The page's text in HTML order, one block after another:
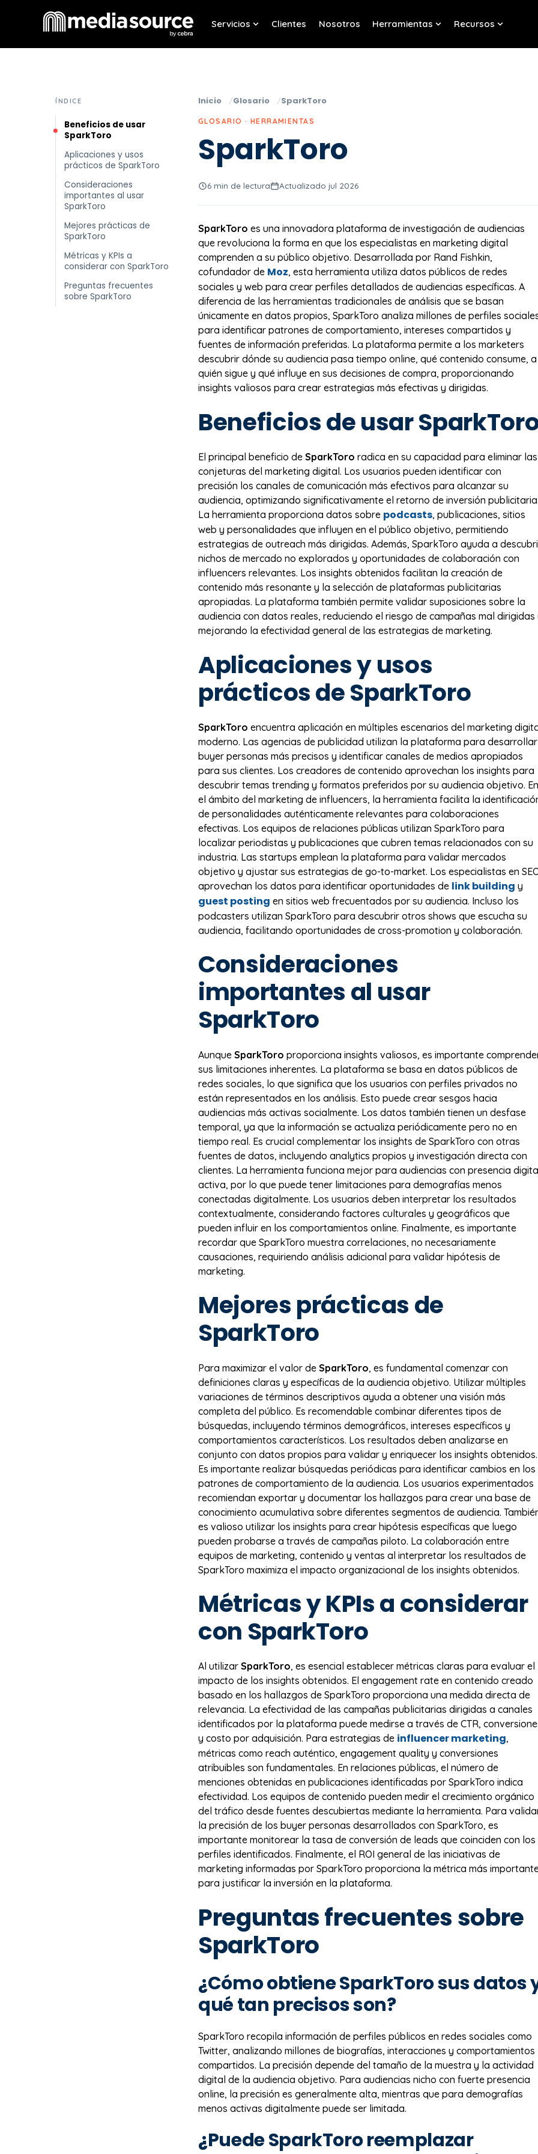
Servicios
Show submenu for Servicios
Clientes Nosotros Herramientas
Show submenu for
Recursos
ÍNDICE
Beneficios de usar
SparkToro
Aplicaciones y usos
prácticos de SparkToro
Consideraciones
importantes al usar
SparkToro
Mejores prácticas de
SparkToro
Métricas y KPIs a
considerar con SparkToro
Preguntas frecuentes
sobre SparkToro
Inicio Glosario SparkToro
GLOSARIO · HERRAMIENTAS
SparkToro
6 min de lectura Actualizado jul 2026
SparkToro es una innovadora plataforma de investigación de audiencias
que revoluciona la forma en que los especialistas en marketing digital
comprenden a su público objetivo. Desarrollada por Rand Fishkin,
cofundador de Moz, esta herramienta utiliza datos públicos de redes
sociales y web para crear perfiles detallados de audiencias específicas. A
diferencia de las herramientas tradicionales de análisis que se basan
únicamente en datos propios, SparkToro analiza millones de perfiles
para identificar patrones de comportamiento, intereses compartidos y
fuentes de información preferidas. La plataforma permite a los marketers
descubrir dónde su audiencia pasa tiempo online, qué contenido consume, a
quién sigue y qué influye en sus decisiones de compra, proporcionando
insights valiosos para crear estrategias más efectivas y dirigidas.
Beneficios de usar
El principal beneficio de SparkToro radica en su capacidad para eliminar las
conjeturas del marketing digital. Los usuarios pueden identificar con
precisión los canales de comunicación más efectivos para alcanzar su
audiencia, optimizando significativamente el retorno de inversión publicitaria.
La herramienta proporciona datos sobre podcasts, publicaciones, sitios
web y personalidades que influyen en el público objetivo, permitiendo
estrategias de outreach más dirigidas. Además, SparkToro ayuda a
nichos de mercado no explorados y oportunidades de colaboración con
influencers relevantes. Los insights obtenidos facilitan la creación de
contenido más resonante y la selección de plataformas publicitarias
apropiadas. La plataforma también permite validar suposiciones sobre la
audiencia con datos reales, reduciendo el riesgo de campañas mal dirigidas
mejorando la efectividad general de las estrategias de marketing.
Aplicaciones y usos
prácticos de SparkToro
SparkToro encuentra aplicación en múltiples escenarios del marketing
moderno. Las agencias de publicidad utilizan la plataforma para desarrollar
buyer personas más precisos y identificar canales de medios apropiados
para sus clientes. Los creadores de contenido aprovechan los insights para
descubrir temas trending y formatos preferidos por su audiencia objetivo. En
el ámbito del marketing de influencers, la herramienta facilita la
de personalidades auténticamente relevantes para colaboraciones
efectivas. Los equipos de relaciones públicas utilizan SparkToro para
localizar periodistas y publicaciones que cubren temas relacionados con su
industria. Las startups emplean la plataforma para validar mercados
objetivo y ajustar sus estrategias de go-to-market. Los especialistas en
aprovechan los datos para identificar oportunidades de link building y
guest posting en sitios web frecuentados por su audiencia. Incluso los
podcasters utilizan SparkToro para descubrir otros shows que escucha su
audiencia, facilitando oportunidades de cross-promotion y colaboración.
Consideraciones
importantes al usar
SparkToro
Aunque SparkToro proporciona insights valiosos, es importante
sus limitaciones inherentes. La plataforma se basa en datos públicos de
redes sociales, lo que significa que los usuarios con perfiles privados no
están representados en los análisis. Esto puede crear sesgos hacia
audiencias más activas socialmente. Los datos también tienen un desfase
temporal, ya que la información se actualiza periódicamente pero no en
tiempo real. Es crucial complementar los insights de SparkToro con otras
fuentes de datos, incluyendo analytics propios y investigación directa con
clientes. La herramienta funciona mejor para audiencias con presencia
activa, por lo que puede tener limitaciones para demografías menos
conectadas digitalmente. Los usuarios deben interpretar los resultados
contextualmente, considerando factores culturales y geográficos que
pueden influir en los comportamientos online. Finalmente, es importante
recordar que SparkToro muestra correlaciones, no necesariamente
causaciones, requiriendo análisis adicional para validar hipótesis de
marketing.
Mejores prácticas de
SparkToro
Para maximizar el valor de SparkToro, es fundamental comenzar con
definiciones claras y específicas de la audiencia objetivo. Utilizar múltiples
variaciones de términos descriptivos ayuda a obtener una visión más
completa del público. Es recomendable combinar diferentes tipos de
búsquedas, incluyendo términos demográficos, intereses específicos y
comportamientos característicos. Los resultados deben analizarse en
conjunto con datos propios para validar y enriquecer los insights obtenidos.
Es importante realizar búsquedas periódicas para identificar cambios en los
patrones de comportamiento de la audiencia. Los usuarios experimentados
recomiendan exportar y documentar los hallazgos para crear una base de
conocimiento acumulativa sobre diferentes segmentos de audiencia.
es valioso utilizar los insights para crear hipótesis específicas que luego
pueden probarse a través de campañas piloto. La colaboración entre
equipos de marketing, contenido y ventas al interpretar los resultados de
SparkToro maximiza el impacto organizacional de los insights obtenidos.
Métricas y KPIs a considerar
con SparkToro
Al utilizar SparkToro, es esencial establecer métricas claras para evaluar el
impacto de los insights obtenidos. El engagement rate en contenido creado
basado en los hallazgos de SparkToro proporciona una medida directa de
relevancia. La efectividad de las campañas publicitarias dirigidas a canales
identificados por la plataforma puede medirse a través de CTR,
y costo por adquisición. Para estrategias de influencer marketing,
métricas como reach auténtico, engagement quality y conversiones
atribuibles son fundamentales. En relaciones públicas, el número de
menciones obtenidas en publicaciones identificadas por SparkToro indica
efectividad. Los equipos de contenido pueden medir el crecimiento orgánico
del tráfico desde fuentes descubiertas mediante la herramienta. Para
la precisión de los buyer personas desarrollados con SparkToro, es
importante monitorear la tasa de conversión de leads que coinciden con los
perfiles identificados. Finalmente, el ROI general de las iniciativas de
marketing informadas por SparkToro proporciona la métrica más
para justificar la inversión en la plataforma.
Preguntas frecuentes sobre
SparkToro
¿Cómo obtiene SparkToro sus datos
qué tan precisos son?
SparkToro recopila información de perfiles públicos en redes sociales como
Twitter, analizando millones de biografías, interacciones y comportamientos
compartidos. La precisión depende del tamaño de la muestra y la actividad
digital de la audiencia objetivo. Para audiencias nicho con fuerte presencia
online, la precisión es generalmente alta, mientras que para demografías
menos activas digitalmente puede ser limitada.
¿Puede SparkToro reemplazar